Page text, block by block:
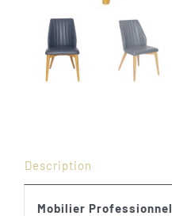
Description
Mobilier Professionnel